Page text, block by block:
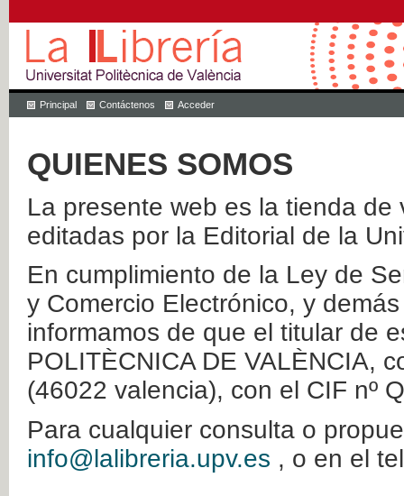
Principal Contáctenos Acceder
QUIENES SOMOS
La presente web es la tienda
editadas por la Editorial de la
En cumplimiento de la Ley de
y Comercio Electrónico, y
informamos de que el titular de
POLITÈCNICA DE VALÈNCIA,
(46022 valencia), con el CIF nº
Para cualquier consulta o
info@lalibreria.upv.es , o en el